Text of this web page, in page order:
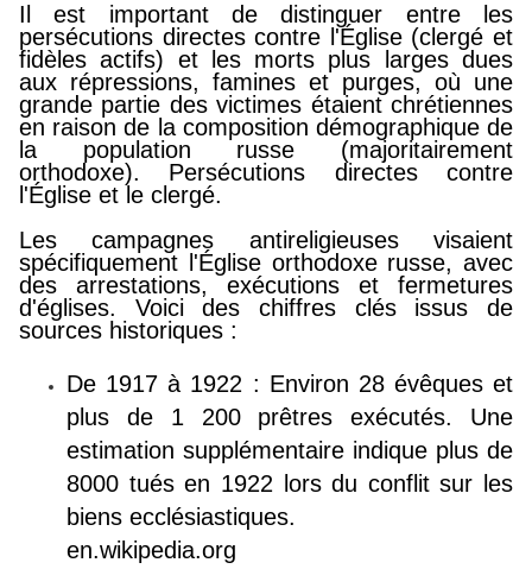
Il est important de distinguer entre les
persécutions directes contre l'Église (clergé et
fidèles actifs) et les morts plus larges dues
aux répressions, famines et purges, où une
grande partie des victimes étaient chrétiennes
en raison de la composition démographique de
la population russe (majoritairement
orthodoxe). Persécutions directes contre
l'Église et le clergé.
Les campagnes antireligieuses visaient
spécifiquement l'Église orthodoxe russe, avec
des arrestations, exécutions et fermetures
d'églises. Voici des chiffres clés issus de
sources historiques :
De 1917 à 1922 : Environ 28 évêques et
plus de 1 200 prêtres exécutés. Une
estimation supplémentaire indique plus de
8000 tués en 1922 lors du conflit sur les
biens ecclésiastiques.
en.wikipedia.org